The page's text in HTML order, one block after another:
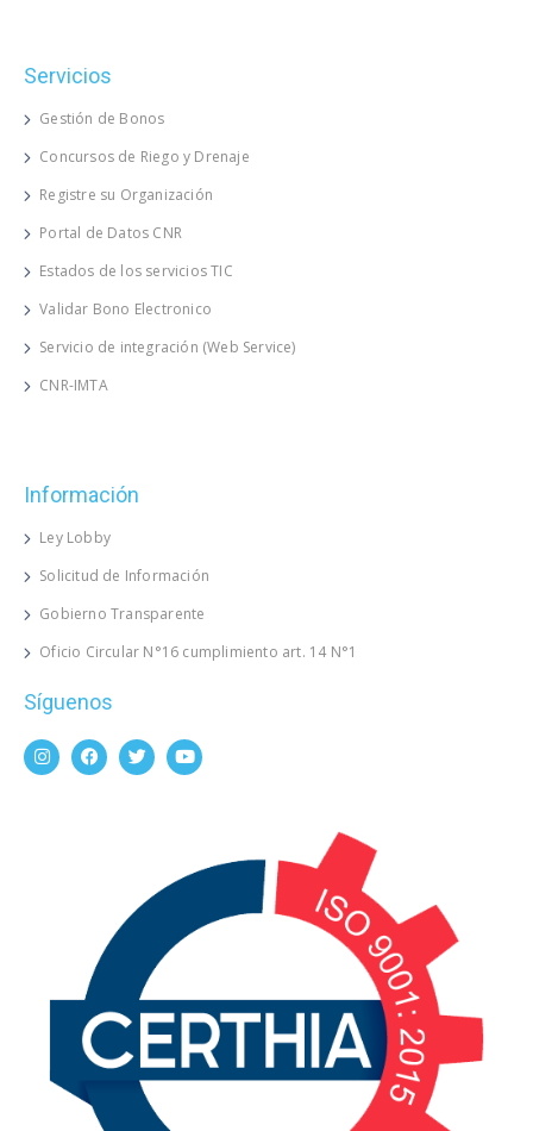
Servicios
Gestión de Bonos
Concursos de Riego y Drenaje
Registre su Organización
Portal de Datos CNR
Estados de los servicios TIC
Validar Bono Electronico
Servicio de integración (Web Service)
CNR-IMTA
Información
Ley Lobby
Solicitud de Información
Gobierno Transparente
Oficio Circular N°16 cumplimiento art. 14 N°1
Síguenos